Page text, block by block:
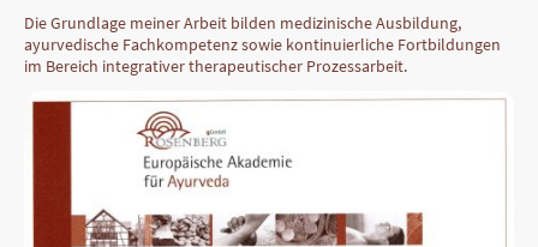
Die Grundlage meiner Arbeit bilden medizinische Ausbildung,
ayurvedische Fachkompetenz sowie kontinuierliche Fortbildungen
im Bereich integrativer therapeutischer Prozessarbeit.